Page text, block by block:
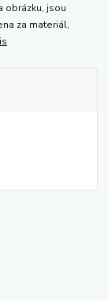
obrázku, jsou
za materiál,